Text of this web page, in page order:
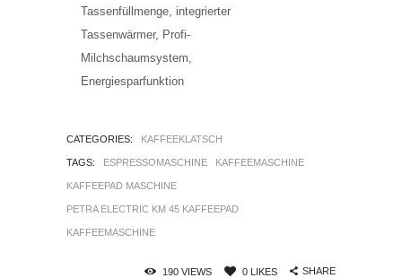
Tassenfüllmenge, integrierter
Tassenwärmer, Profi-
Milchschaumsystem,
Energiesparfunktion
CATEGORIES: KAFFEEKLATSCH
TAGS: ESPRESSOMASCHINE KAFFEEMASCHINE
KAFFEEPAD MASCHINE
PETRA ELECTRIC KM 45 KAFFEEPAD
KAFFEEMASCHINE
190VIEWS 0LIKES SHARE